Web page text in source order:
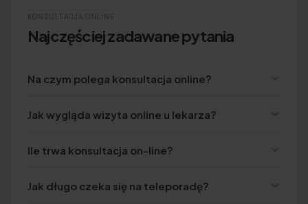
KONSULTACJA ONLINE
Najczęściej zadawane pytania
Na czym polega konsultacja online?
Jak wygląda wizyta online u lekarza?
Ile trwa konsultacja on-line?
Jak długo czeka się na teleporadę?